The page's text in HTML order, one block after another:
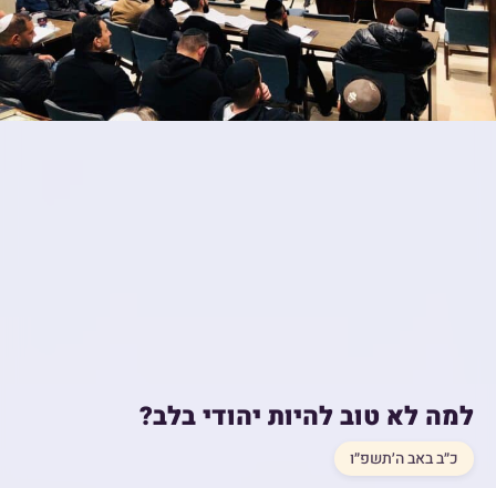
למה לא טוב להיות יהודי בלב?
כ״ב באב ה׳תשפ״ו